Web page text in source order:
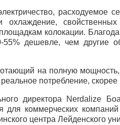
расходуемое
колокации.
дешевле, чем другие
на полную мощность,
потребление, скорее
директора Nerdalize
для коммерческих
центра Лейденского